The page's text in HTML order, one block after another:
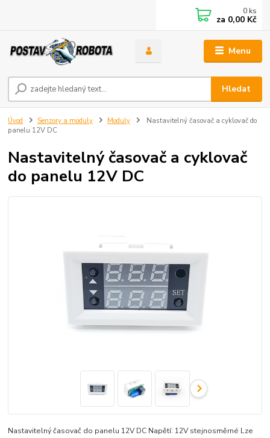
Menu
Hledat
0 ks
za 0,00 Kč
Úvod Senzory a moduly Moduly
Nastavitelný časovač a cyklovač do
panelu 12V DC
Nastavitelný časovač a cyklovač
do panelu 12V DC
Nastavitelný časovač do panelu 12V DC Napětí: 12V stejnosměrné Lze